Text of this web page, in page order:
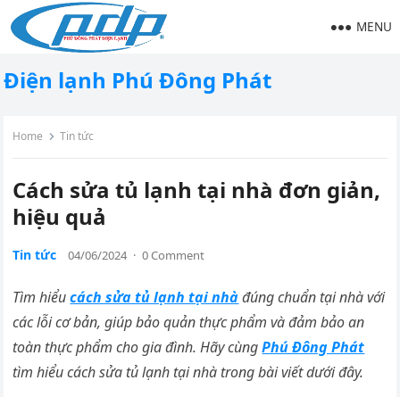
Điện lạnh Phú Đông Phát
MENU
Home Tin tức
Cách sửa tủ lạnh tại nhà đơn giản,
hiệu quả
Tin tức 04/06/2024 · 0 Comment
Tìm hiểucách sửa tủ lạnh tại nhàđúng chuẩn tại nhà với
các lỗi cơ bản, giúp bảo quản thực phẩm và đảm bảo an
toàn thực phẩm cho gia đình. Hãy cùngPhú Đông Phát
tìm hiểucách sửa tủ lạnh tại nhà trong bài viết dưới đây.